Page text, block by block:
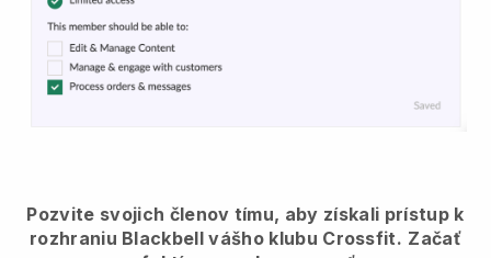
Pozvite svojich členov tímu, aby získali prístup k
rozhraniu Blackbell vášho klubu Crossfit. Začať